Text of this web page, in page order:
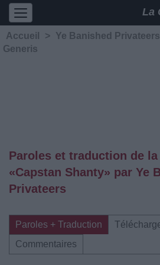
La
Accueil > Ye Banished Privateers
Generis
Paroles et traduction de
«Capstan Shanty» par Ye
Privateers
Paroles + Traduction
Commentaires